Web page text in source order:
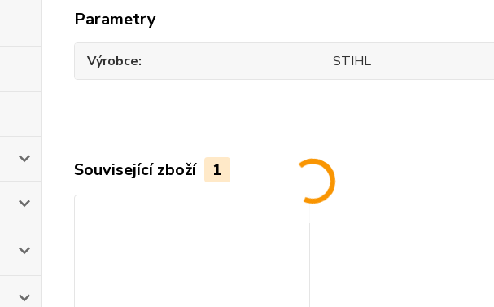
Parametry
Výrobce STIHL
Související zboží 1